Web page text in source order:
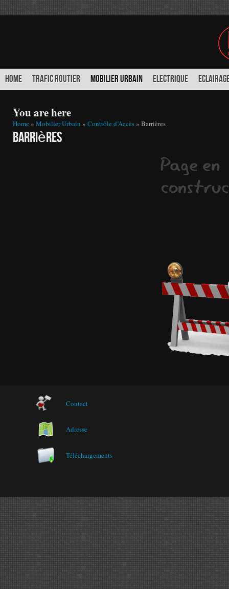
HOME TRAFIC ROUTIER MOBILIER URBAIN ELECTRIQUE
You are here
Home » Mobilier Urbain » Contrôle d’Accès» Barrières
Barrières
Contact
Adresse
Téléchargements